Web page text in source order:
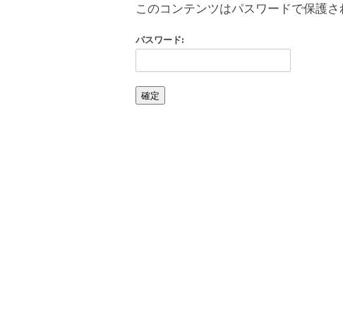
このコンテンツはパスワードで保護
パスワード: